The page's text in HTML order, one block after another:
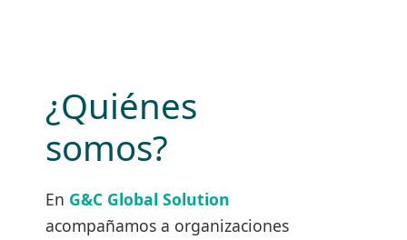
¿Quiénes
somos?
En G&C Global Solution
acompañamos a organizaciones